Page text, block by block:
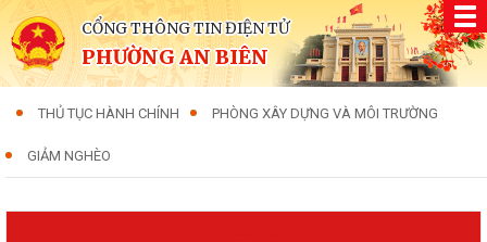
CỔNG THÔNG TIN ĐIỆN TỬ
PHƯỜNG AN BIÊN
THỦ TỤC HÀNH CHÍNH PHÒNG XÂY DỰNG VÀ MÔI TRƯỜNG
GIẢM NGHÈO